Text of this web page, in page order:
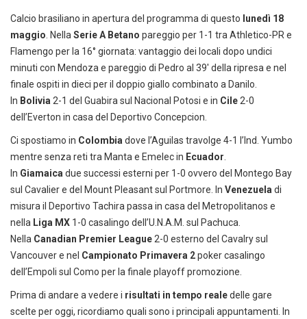
Calcio brasiliano in apertura del programma di questo lunedì 18
maggio . Nella Serie A Betano pareggio per 1-1 tra Athletico-PR e
Flamengo per la 16° giornata: vantaggio dei locali dopo undici
minuti con Mendoza e pareggio di Pedro al 39′ della ripresa e nel
finale ospiti in dieci per il doppio giallo combinato a Danilo.
In Bolivia 2-1 del Guabira sul Nacional Potosi e in Cile 2-0
dell’Everton in casa del Deportivo Concepcion.
Ci spostiamo in Colombia dove l’Aguilas travolge 4-1 l’Ind. Yumbo
mentre senza reti tra Manta e Emelec in Ecuador
In Giamaica due successi esterni per 1-0 ovvero del Montego Bay
sul Cavalier e del Mount Pleasant sul Portmore. In Venezuela di
misura il Deportivo Tachira passa in casa del Metropolitanos e
nella Liga MX 1-0 casalingo dell’U.N.A.M. sul Pachuca.
Nella Canadian Premier League 2-0 esterno del Cavalry sul
Vancouver e nel Campionato Primavera 2poker casalingo
dell’Empoli sul Como per la finale playoff promozione.
Prima di andare a vedere i risultati in tempo realedelle gare
scelte per oggi, ricordiamo quali sono i principali appuntamenti. In